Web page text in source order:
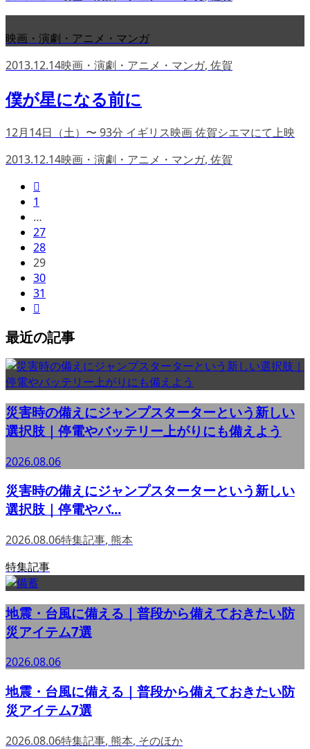
映画・演劇・アニメ・マンガ
2013.12.14映画・演劇・アニメ・マンガ, 佐賀
僕が星になる前に
12月14日（土）〜 93分 イギリス映画 佐賀シエマにて上映
2013.12.14映画・演劇・アニメ・マンガ, 佐賀

1
…
27
28
29
30
31

最近の記事
災害時の備えにジャンプスターターという新しい
選択肢｜停電やバッテリー上がりにも備えよう
2026.08.06
災害時の備えにジャンプスターターという新しい
選択肢｜停電やバ...
2026.08.06特集記事, 熊本
特集記事
地震・台風に備える｜普段から備えておきたい防
災アイテム7選
2026.08.06
地震・台風に備える｜普段から備えておきたい防
災アイテム7選
2026.08.06特集記事, 熊本, そのほか